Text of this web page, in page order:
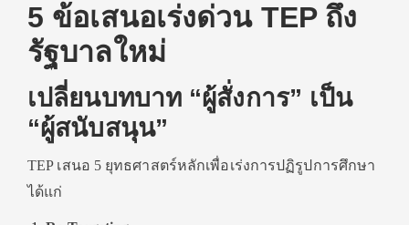
5 ข้อเสนอเร่งด่วน TEP ถึง
รัฐบาลใหม่
เปลี่ยนบทบาท “ผู้สั่งการ” เป็น
“ผู้สนับสนุน”
TEP เสนอ 5 ยุทธศาสตร์หลักเพื่อเร่งการปฏิรูปการศึกษา
ได้แก่